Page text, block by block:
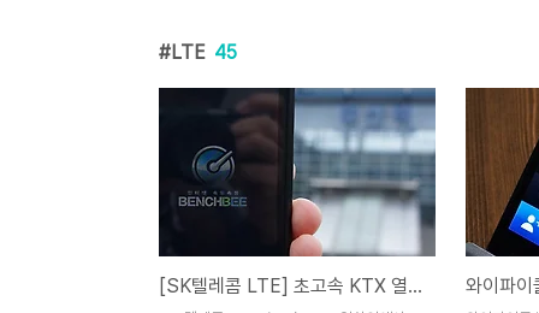
LTE 45
[SK텔레콤 LTE] 초고속 KTX 열차안에서 LTE 속도 측정!